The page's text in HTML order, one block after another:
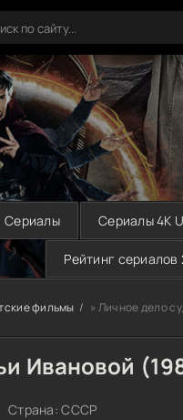
Сериалы Сериалы 4K
Рейтинг сериалов
фильмы » Личное дело
Ивановой
Страна: СССР